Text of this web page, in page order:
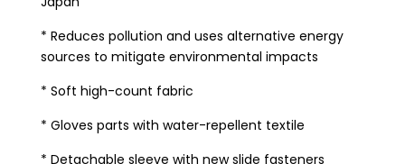
* Reduces pollution and uses alternative energy
sources to mitigate environmental impacts
* Soft high-count fabric
* Gloves parts with water-repellent textile
* Detachable sleeve with new slide fasteners